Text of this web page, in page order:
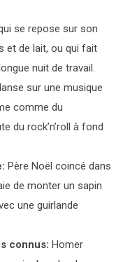
se repose sur son
et de lait, ou qui fait
nuit de travail.
sur une musique
comme du
du rock’n’roll à fond
Père Noël coincé dans
de monter un sapin
une guirlande
connus: Homer